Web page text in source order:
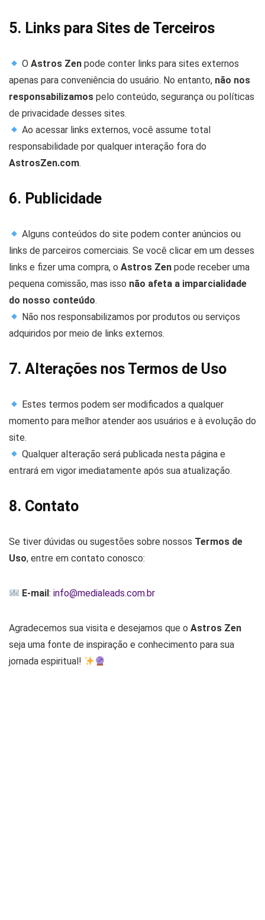
5. Links para Sites de Terceiros
OAstros Zen pode conter links para sites externos
apenas para conveniência do usuário. No entanto, não nos
responsabilizamos pelo conteúdo, segurança ou políticas
de privacidade desses sites.
Ao acessar links externos, você assume total
responsabilidade por qualquer interação fora do
AstrosZen.com.
6. Publicidade
Alguns conteúdos do site podem conter anúncios ou
links de parceiros comerciais. Se você clicar em um desses
links e fizer uma compra, o Astros Zen pode receber uma
pequena comissão, mas isso não afeta a imparcialidade
do nosso conteúdo.
Não nos responsabilizamos por produtos ou serviços
adquiridos por meio de links externos.
7. Alterações nos Termos de Uso
Estes termos podem ser modificados a qualquer
momento para melhor atender aos usuários e à evolução do
site.
Qualquer alteração será publicada nesta página e
entrará em vigor imediatamente após sua atualização.
8. Contato
Se tiver dúvidas ou sugestões sobre nossos Termos de
Uso, entre em contato conosco:
E-mail:info@medialeads.com.br
Agradecemos sua visita e desejamos que o Astros Zen
seja uma fonte de inspiração e conhecimento para sua
jornada espiritual!